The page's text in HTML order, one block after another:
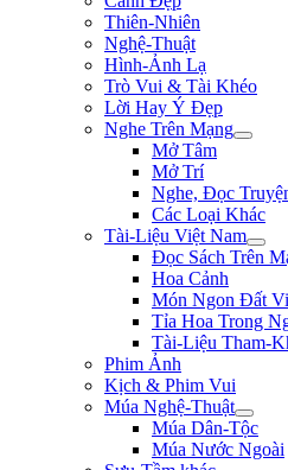
Thiên-Nhiên
Nghệ-Thuật
Hình-Ảnh Lạ
Trò Vui & Tài Khéo
Lời Hay Ý Đẹp
Nghe Trên Mạng
Mở Tâm
Mở Trí
Nghe, Đọc
Các Loại Khác
Tài-Liệu Việt Nam
Đọc Sách Trên
Hoa Cảnh
Món Ngon Đất
Tỉa Hoa Trong
Tài-Liệu Tham-
Phim Ảnh
Kịch & Phim Vui
Múa Nghệ-Thuật
Múa Dân-Tộc
Múa Nước Ngoài